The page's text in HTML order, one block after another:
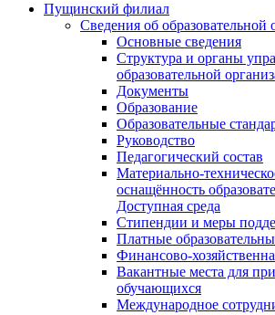
Пущинский филиал
Сведения об образовательной
Основные сведения
Структура и органы
образовательной
Документы
Образование
Образовательные
Руководство
Педагогический состав
Материально-
оснащённость
Доступная среда
Стипендии и меры
Платные
Финансово-
Вакантные места для
обучающихся
Международное